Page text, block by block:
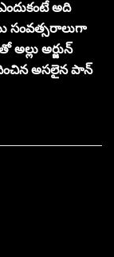
అది
సంవత్సరాలుగా
అల్లు అర్జున్
అసలైన పాన్